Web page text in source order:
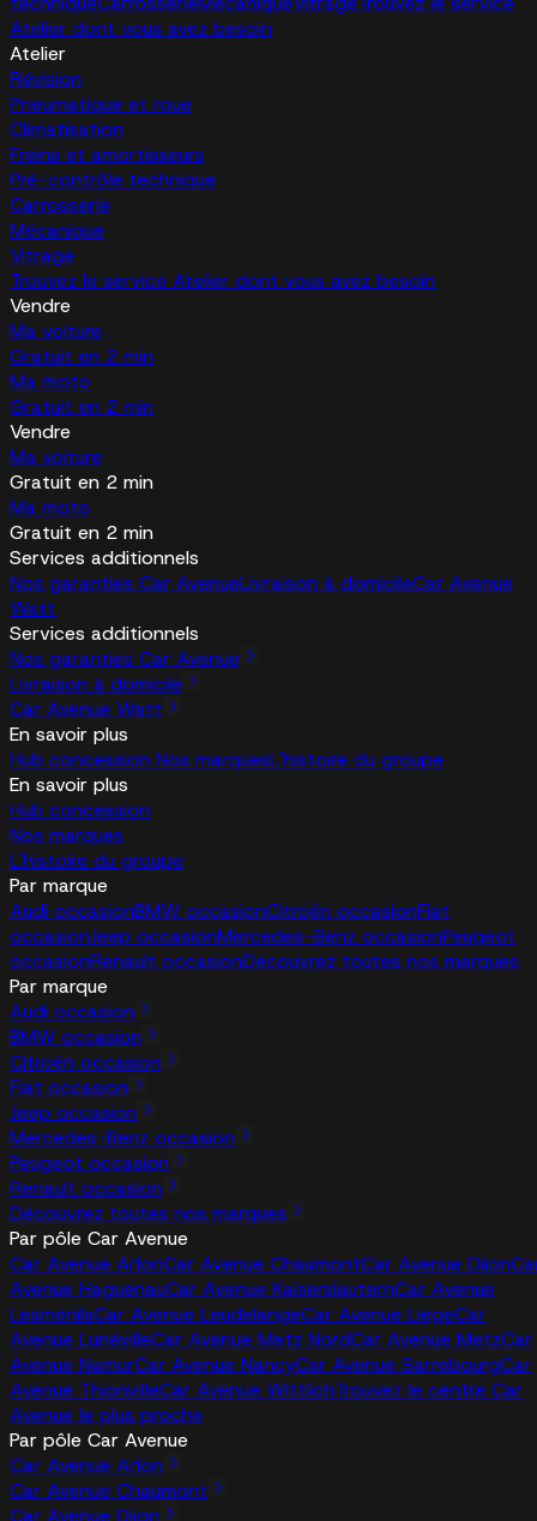
Atelier dont vous avez besoin
Atelier
Révision
Pneumatique et roue
Climatisation
Freins et amortisseurs
Pré-contrôle technique
Carrosserie
Mécanique
Vitrage
Trouvez le service Atelier dont vous avez besoin
Vendre
Ma voiture
Gratuit en 2 min
Ma moto
Gratuit en 2 min
Vendre
Ma voiture
Gratuit en 2 min
Ma moto
Gratuit en 2 min
Services additionnels
Nos garanties Car AvenueLivraison à domicileCar Avenue
Watt
Services additionnels
Nos garanties Car Avenue
Livraison à domicile
Car Avenue Watt
En savoir plus
Hub concession Nos marquesL'histoire du groupe
En savoir plus
Hub concession
Nos marques
L'histoire du groupe
Par marque
Audi occasionBMW occasionCitroën occasionFiat
occasionJeep occasionMercedes-Benz occasionPeugeot
occasionRenault occasionDécouvrez toutes nos marques
Par marque
Audi occasion
BMW occasion
Citroën occasion
Fiat occasion
Jeep occasion
Mercedes-Benz occasion
Peugeot occasion
Renault occasion
Découvrez toutes nos marques
Par pôle Car Avenue
Car Avenue ArlonCar Avenue ChaumontCar Avenue Dijon
Avenue HaguenauCar Avenue KaiserslauternCar Avenue
LesménilsCar Avenue LeudelangeCar Avenue LiegeCar
Avenue LunévilleCar Avenue Metz NordCar Avenue MetzCar
Avenue NamurCar Avenue NancyCar Avenue SarrebourgCar
Avenue ThionvilleCar Avenue WittlichTrouvez le centre Car
Avenue le plus proche
Par pôle Car Avenue
Car Avenue Arlon
Car Avenue Chaumont
Car Avenue Dijon